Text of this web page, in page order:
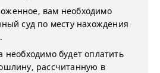
вам необходимо
суд по месту нахождения
необходимо будет оплатить
рассчитанную в